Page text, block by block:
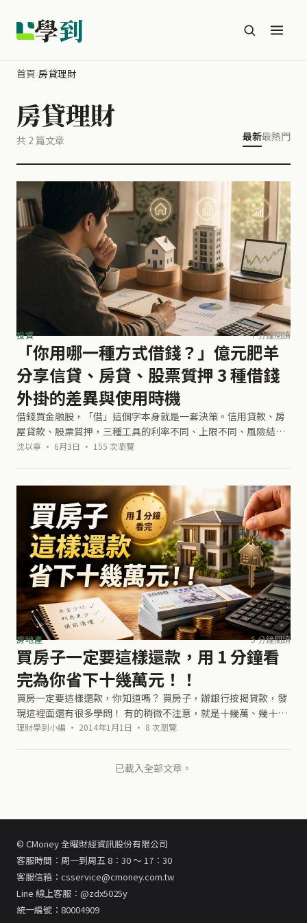
學到
首頁›房貸理財
房貸理財
共 2 篇文章 最新最熱門
投資 7 分鐘閱讀
「你用哪一種方式借錢？」億元肥羊
分享信貸、房貸、股票質押 3 種借錢
外掛的差異與使用時機
借錢買金融股，「借」這個字本身就是一套決策。信用貸款、房
屋貸款、股票質押，三種工具的利率不同、上限不同、風險結構
也完全不同。選錯工具，一樣的策略邏輯會產生完全不一樣的結
沈以寧 · 6月3日 · 155 次瀏覽
房地產 5 分鐘閱讀
買房子一定要這樣還款，用 1 分鐘看
完為你省下十幾萬元！！
買房一定要這樣還款，你知道嗎？ 買房子，辦銀行按揭貸款，發
現這裡面還有很多學問！ 有的稍微不注意，就是十幾萬、幾十萬
的差距。 對於我們一般平民要買房的， 準備好，開始看看 不同
理財學到小編 · 2014年1月1日 · 8 次瀏覽
已載入全部文章。
© CMoney 全曜財經資訊股份有限公司
客服時間：周一到周五 8：30 ～ 17：30
客服信箱：csservice@cmoney.com.tw
Line 線上客服：@zdx5025y
統一編號：80004909